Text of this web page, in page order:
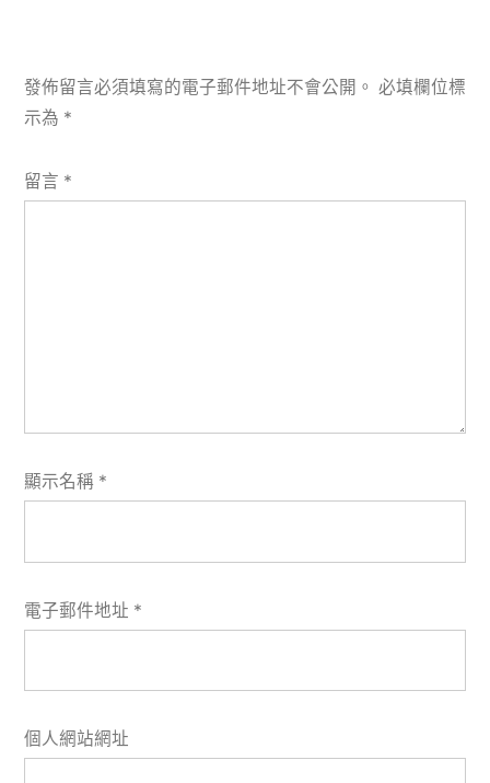
發佈留言必須填寫的電子郵件地址不會公開。 必填欄位標
示為 *
留言 *
顯示名稱 *
電子郵件地址 *
個人網站網址